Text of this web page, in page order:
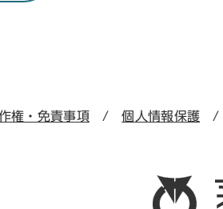
権・免責事項 個人情報保護